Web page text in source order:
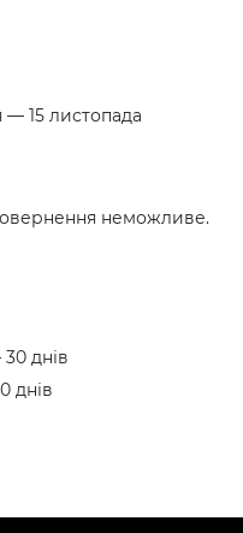
— 15 листопада
неможливе.
днів
днів